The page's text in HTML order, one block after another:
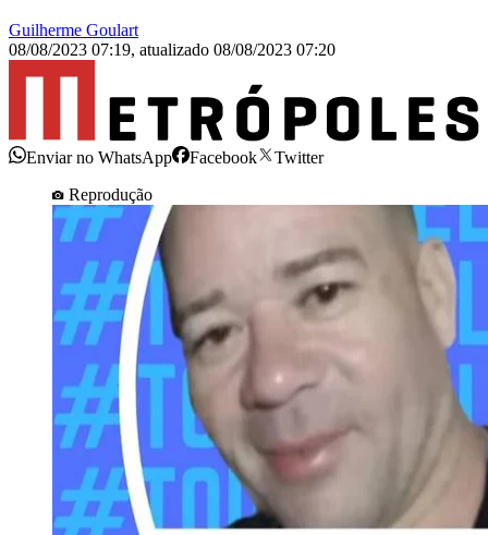
Guilherme Goulart
08/08/2023 07:19, atualizado 08/08/2023 07:20
Enviar no WhatsApp Facebook
Twitter
Reprodução